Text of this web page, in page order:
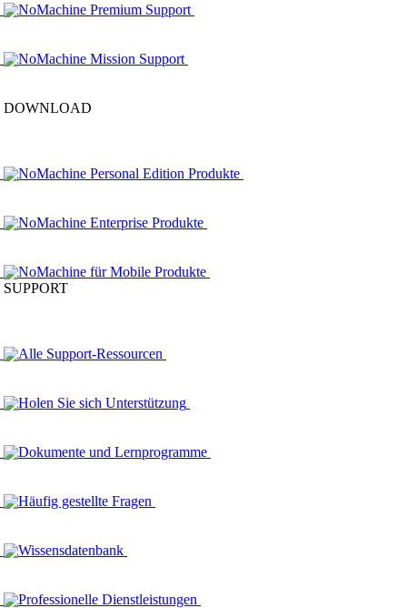
NoMachine Premium Support
NoMachine Mission Support
DOWNLOAD
NoMachine Personal Edition Produkte
NoMachine Enterprise Produkte
NoMachine für Mobile Produkte
SUPPORT
Alle Support-Ressourcen
Holen Sie sich Unterstützung
Dokumente und Lernprogramme
Häufig gestellte Fragen
Wissensdatenbank
Professionelle Dienstleistungen